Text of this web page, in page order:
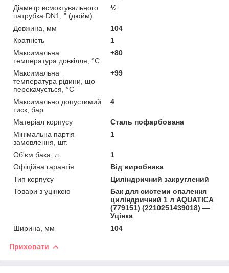
Діаметр всмоктувального
патрубка DN1, " (дюйм)
½
Довжина, мм
104
Кратність
1
Максимальна
температура довкілля, °C
+80
Максимальна
температура рідини, що
перекачується, °C
+99
Максимально допустимий
тиск, бар
4
Матеріал корпусу
Сталь пофарбована
Мінімальна партія
замовлення, шт.
1
Об'єм бака, л
1
Офіційна гарантія
Від виробника
Тип корпусу
Циліндричний закруглений
Товари з уцінкою
Бак для системи опалення
циліндричний 1 л AQUATICA
(779151) (2210251439018) —
Уцінка
Ширина, мм
104
Приховати